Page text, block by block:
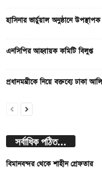
হাসিনার ভার্চুয়াল অনুষ্ঠানে
এনসিপির আহ্বায়ক কমিটি বিলুপ্ত
প্রধানমন্ত্রীকে নিয়ে বক্তব্যে ঢাকা
সর্বাধিক পঠিত...
বিমানবন্দর থেকে শাহীন গ্রেফতার